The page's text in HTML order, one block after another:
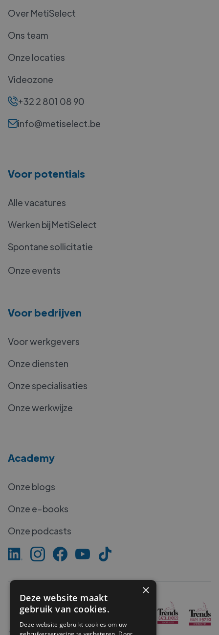
Over MetiSelect
Ons team
Onze locaties
Videozone
+32 2 801 08 90
info@metiselect.be
Voor potentials
Alle vacatures
Werken bij MetiSelect
Spontane sollicitatie
Onze events
Voor bedrijven
Voor werkgevers
Onze diensten
Onze specialisaties
Onze werkwijze
Academy
Onze blogs
Onze e-books
Onze podcasts
×
Deze website maakt
gebruik van cookies.
Deze website gebruikt cookies om uw